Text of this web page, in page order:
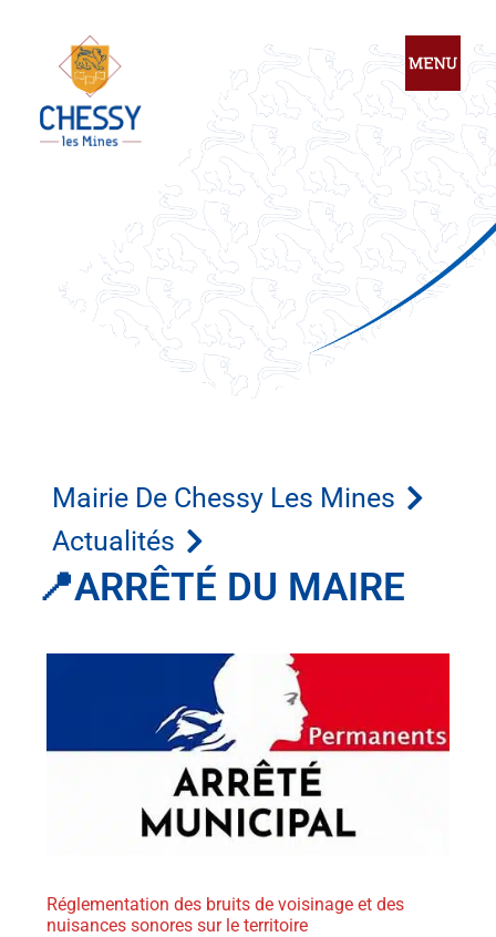
Mairie De Chessy Les Mines
Actualités
📍ARRÊTÉ DU MAIRE
Réglementation des bruits de voisinage et des
nuisances sonores sur le territoire